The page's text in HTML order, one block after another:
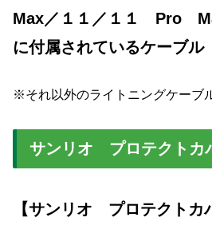
Max／１１／１１ Pro
に付属されているケーブル
※それ以外のライトニングケーブ
サンリオ プロテクトカ
【サンリオ プロテクトカ